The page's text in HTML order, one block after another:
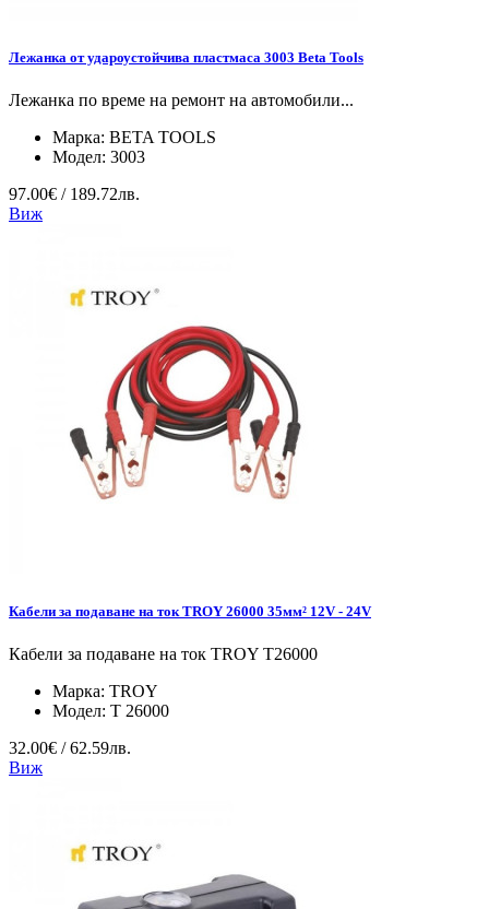
Лежанка от удароустойчива пластмаса 3003 Beta Tools
Лежанка по време на ремонт на автомобили...
Марка: BETA TOOLS
Модел: 3003
97.00€ / 189.72лв.
Виж
Кабели за подаване на ток TROY 26000 35мм² 12V - 24V
Кабели за подаване на ток TROY T26000
Марка: TROY
Модел: T 26000
32.00€ / 62.59лв.
Виж